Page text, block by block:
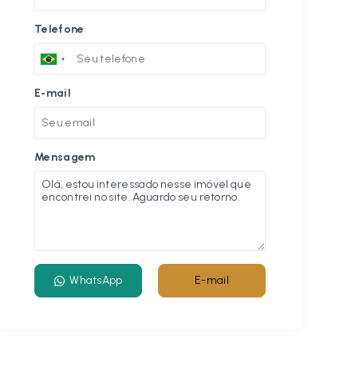
Telefone
E-mail
Mensagem
WhatsApp E-mail